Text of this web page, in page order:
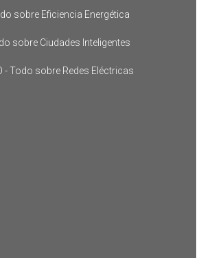
sobre Eficiencia Energética
sobre Ciudades Inteligentes
- Todo sobre Redes Eléctricas